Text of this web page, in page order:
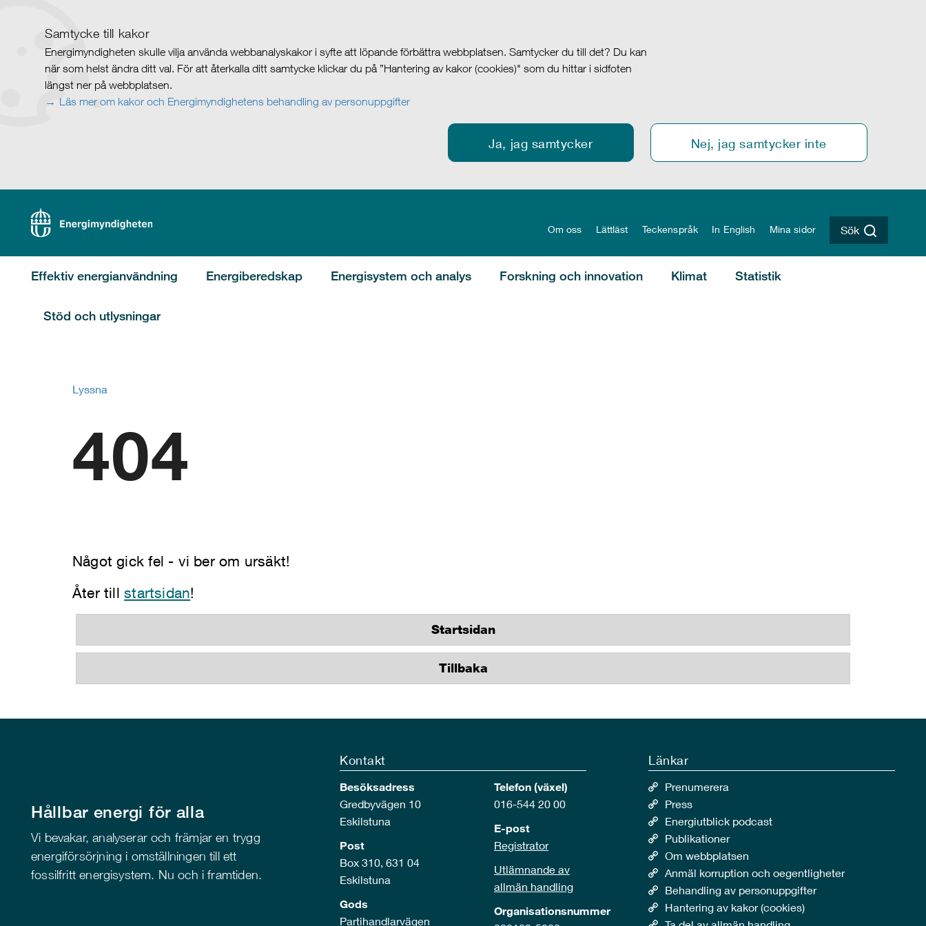
Samtycke till kakor
Energimyndigheten skulle vilja använda webbanalyskakor i syfte att löpande förbättra webbplatsen. Samtycker du till det? Du kan
när som helst ändra ditt val. För att återkalla ditt samtycke klickar du på ”Hantering av kakor (cookies)" som du hittar i sidfoten
längst ner på webbplatsen.
Läs mer om kakor och Energimyndighetens behandling av personuppgifter
Ja, jag samtycker Nej, jag samtycker inte
Om oss Lättläst Teckenspråk In English Mina sidor Sök
Effektiv energianvändning Energiberedskap Energisystem och analys Forskning och innovation Klimat Statistik
Stöd och utlysningar
Lyssna
404
Något gick fel - vi ber om ursäkt!
Åter tillstartsidan!
Startsidan
Tillbaka
Hållbar energi för alla
Vi bevakar, analyserar och främjar en trygg
energiförsörjning i omställningen till ett
fossilfritt energisystem. Nu och i framtiden.
Kontakt
Besöksadress
Gredbyvägen 10
Eskilstuna
Post
Box 310, 631 04
Eskilstuna
Gods
Partihandlarvägen
Telefon (växel)
016-544 20 00
E-post
Registrator
Utlämnande av
allmän handling
Organisationsnummer
Länkar
Prenumerera
Press
Energiutblick podcast
Publikationer
Om webbplatsen
Anmäl korruption och oegentligheter
Behandling av personuppgifter
Hantering av kakor (cookies)